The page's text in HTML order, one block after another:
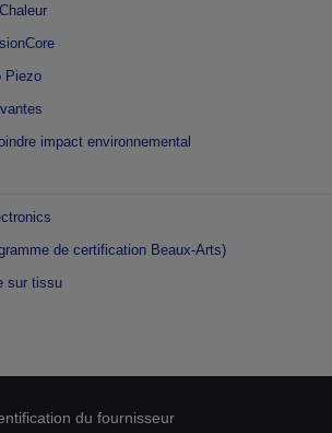
Piezo
impact environnemental
de certification Beaux-Arts)
sur tissu
du fournisseur